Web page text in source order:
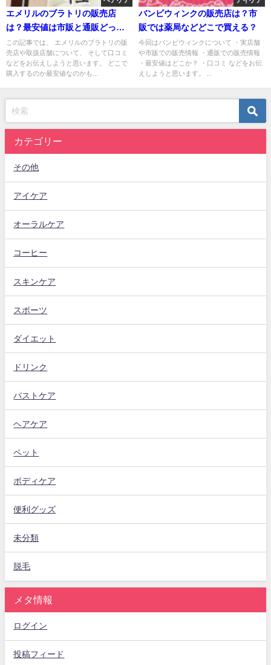
エメリルのブラトリの販売店
は？最安値は市販と通販どっ
ち？
この記事では、 エメリルのブラトリの販
売店や取扱店舗について、 そして口コミ
などをお伝えしようと思います。 どこで
購入するのか最安値なのかも...
バンビウィンクの販売店は？市
販では薬局などどこで買える？
今回はバンビウィンクについて ・実店舗
や市販での販売情報 ・通販での販売情報
・最安値はどこか？ ・口コミ などをお伝
えしようと思います。 ...
カテゴリー
その他
アイケア
オーラルケア
コーヒー
スキンケア
スポーツ
ダイエット
ドリンク
バストケア
ヘアケア
ペット
ボディケア
便利グッズ
未分類
脱毛
メタ情報
ログイン
投稿フィード